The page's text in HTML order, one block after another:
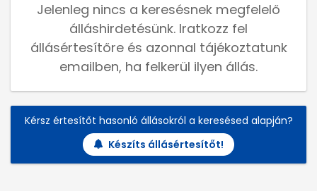
Jelenleg nincs a keresésnek megfelelő
álláshirdetésünk. Iratkozz fel
állásértesítőre és azonnal tájékoztatunk
emailben, ha felkerül ilyen állás.
Kérsz értesítőt hasonló állásokról a keresésed alapján?
Készíts állásértesítőt!